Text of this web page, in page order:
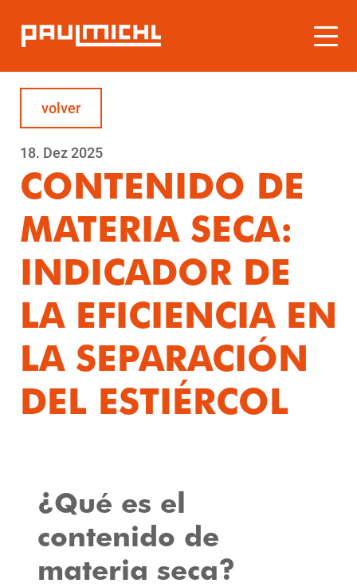
volver
18. Dez 2025
CONTENIDO DE
MATERIA SECA:
INDICADOR DE
LA EFICIENCIA EN
LA SEPARACIÓN
DEL ESTIÉRCOL
¿Qué es el
contenido de
materia seca?